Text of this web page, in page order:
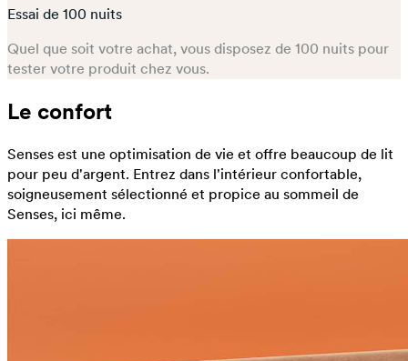
Essai de 100 nuits
Quel que soit votre achat, vous disposez de 100 nuits pour
tester votre produit chez vous.
Le confort
Senses est une optimisation de vie et offre beaucoup de lit
pour peu d'argent. Entrez dans l'intérieur confortable,
soigneusement sélectionné et propice au sommeil de
Senses, ici même.